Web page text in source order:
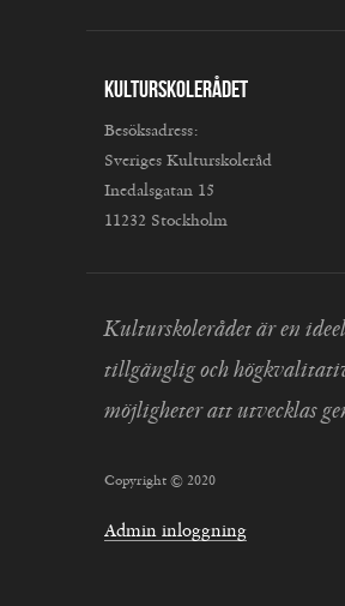
Kulturskolerådet
Besöksadress:
Sveriges Kulturskoleråd
Inedalsgatan 15
11232 Stockholm
Kulturskolerådet är en
tillgänglig och
möjligheter att utvecklas
Copyright © 2020
Admin inloggning